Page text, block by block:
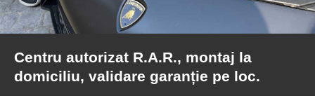
Baterii
de
Centru autorizat R.A.R., montaj la
domiciliu, validare garanție pe loc.